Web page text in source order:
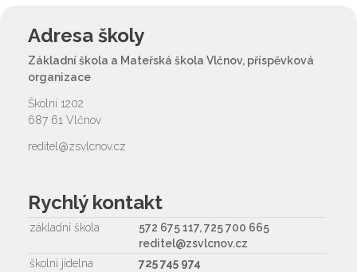
Adresa školy
Základní škola a Mateřská škola Vlčnov, příspěvková
organizace
Školní 1202
687 61 Vlčnov
reditel@zsvlcnov.cz
Rychlý kontakt
základní škola
572 675 117, 725 700 665
reditel@zsvlcnov.cz
školní jídelna
725 745 974